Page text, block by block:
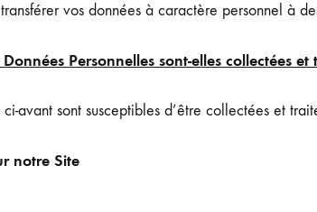
vos données à caractère personnel à
Personnelles sont-elles collectées et
ci-avant sont susceptibles d’être collectées et
notre Site